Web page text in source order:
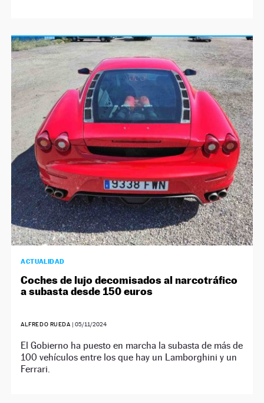
ACTUALIDAD
Coches de lujo decomisados al narcotráfico
a subasta desde 150 euros
ALFREDO RUEDA | 05/11/2024
El Gobierno ha puesto en marcha la subasta de más de
100 vehículos entre los que hay un Lamborghini y un
Ferrari.